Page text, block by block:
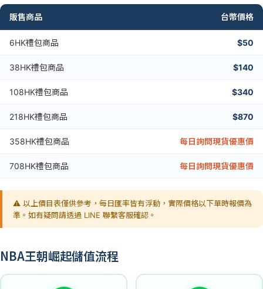
販售商品 台幣價格
6HK禮包商品 $50
38HK禮包商品 $140
108HK禮包商品 $340
218HK禮包商品 $870
358HK禮包商品 每日詢問現貨優惠價
708HK禮包商品 每日詢問現貨優惠價
⚠️ 以上價目表僅供參考，每日匯率皆有浮動，實際價格以下單時報價為
準。如有疑問請透過 LINE 聯繫客服確認。
NBA王朝崛起儲值流程